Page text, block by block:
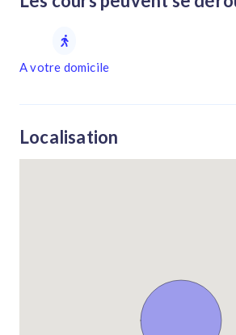
A votre domicile
Localisation